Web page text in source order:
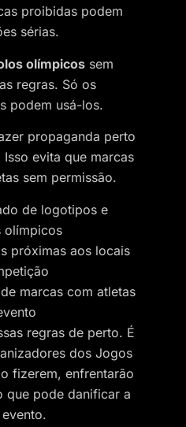
proibidas podem
sérias.
olímpicos sem
regras. Só os
podem usá-los.
propaganda perto
evita que marcas
sem permissão.
de logotipos e
olímpicos
próximas aos locais
marcas com atletas
regras de perto. É
dos Jogos
fizerem, enfrentarão
que pode danificar a